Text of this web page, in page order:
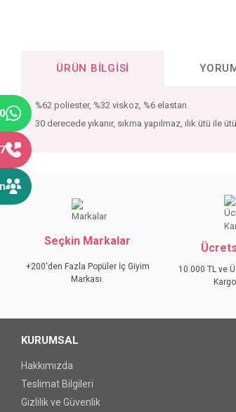
ÜRÜN BILGISI
%62 poliester, %32 viskoz, %6 elastan
30 derecede yıkanır, sıkma yapılmaz, ılık ütü ile
Ürün resmi kalitesiz, bozuk veya
Ürün açıklamasında eksik bilgiler bulunuyor.
Ürün bilgilerinde hatalar bulunuyor.
Ürün fiyatı diğer sitelerden daha pahalı.
Seçkin Markalar
+200'den Fazla Popüler İç Giyim
Markası.
10.000 TL ve
KURUMSAL
Hakkımızda
Teslimat Bilgileri
Gizlilik ve Güvenlik